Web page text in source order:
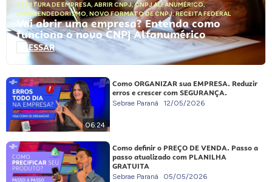
ABERTURA DE EMPRESA, ABRIR CNPJ,CNPJ ALFANUMÉRICO,
EMPREENDEDORISMO, NOVO FORMATO DE CNPJ,RECEITA FEDERAL
Vai abrir uma empresa? Entenda como
funciona o novo CNPJ Alfanumérico
ACESSAR
06:24
Como ORGANIZAR sua EMPRESA. Reduzir
erros e crescer com SEGURANÇA.
Sebrae Paraná 12/05/2026
Como definir o PREÇO DE VENDA. Passo a
passo atualizado com PLANILHA
GRATUITA
Sebrae Paraná 05/05/2026